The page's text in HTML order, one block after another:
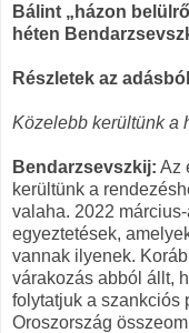
Bálint „házon
héten
Részletek az
Közelebb kerültünk a
Bendarzsevszkij: Az
kerültünk a
valaha. 2022
egyeztetések,
vannak ilyenek.
várakozás abból állt,
folytatjuk a szankciós
Oroszország